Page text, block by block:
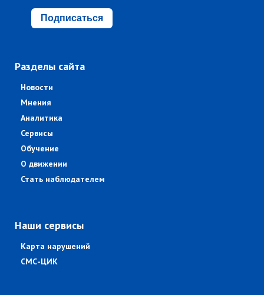
Подписаться
Разделы сайта
Новости
Мнения
Аналитика
Сервисы
Обучение
О движении
Стать наблюдателем
Наши сервисы
Карта нарушений
СМС-ЦИК